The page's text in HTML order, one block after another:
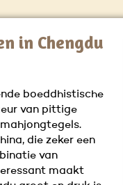
in Chengdu
boeddhistische
van pittige
die zeker een
van
maakt